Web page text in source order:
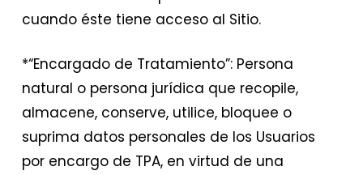
cuando éste tiene acceso al Sitio.
*“Encargado de Tratamiento”: Persona
natural o persona jurídica que recopile,
almacene, conserve, utilice, bloquee o
suprima datos personales de los Usuarios
por encargo de TPA, en virtud de una